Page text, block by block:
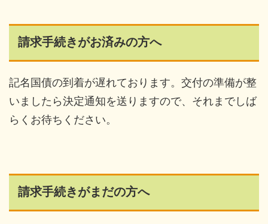
請求手続きがお済みの方へ
記名国債の到着が遅れております。交付の準備が整
いましたら決定通知を送りますので、それまでしば
らくお待ちください。
請求手続きがまだの方へ